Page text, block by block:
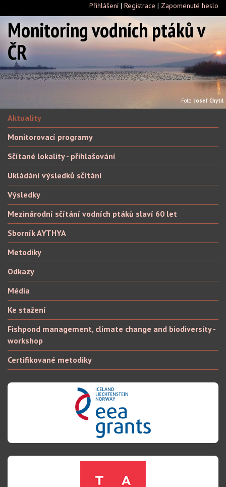
Přihlášení | Registrace | Zapomenuté heslo
Monitoring vodních ptáků v
ČR
Foto: Josef Chytil
Aktuality
Monitorovací programy
Sčítané lokality - přihlašování
Ukládání výsledků sčítání
Výsledky
Mezinárodní sčítání vodních ptáků slaví 60 let
Sborník AYTHYA
Metodiky
Odkazy
Média
Ke stažení
Fishpond management, climate change and biodiversity -
workshop
Certifikované metodiky